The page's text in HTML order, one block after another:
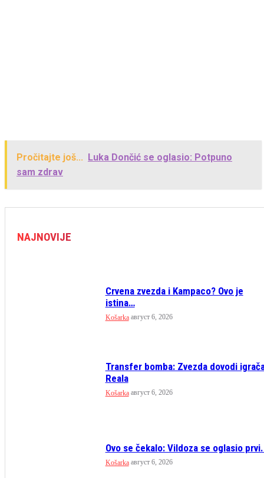
Pročitajte još... Luka Dončić se oglasio: Potpuno
sam zdrav
NAJNOVIJE
Crvena zvezda i Kampaco? Ovo je
istina…
Košarka август 6, 2026
Transfer bomba: Zvezda dovodi
Reala
Košarka август 6, 2026
Ovo se čekalo: Vildoza se oglasio
Košarka август 6, 2026